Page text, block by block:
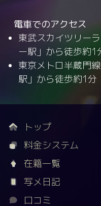
電車でのアクセス
東武スカイツリー
ー駅」から徒歩約1
東京メトロ半蔵門
駅」から徒歩約1分
トップ
料金システム
在籍一覧
写メ日記
口コミ